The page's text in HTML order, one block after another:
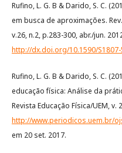
Rufino, L. G. B & Darido, S. C.
em busca de aproximações.
v.26, n.2, p.283-300, abr./jun.
http://dx.doi.org/10.1590/S1807-
Rufino, L. G. B & Darido, S. C.
educação física: Análise da
Revista Educação Física/UEM, v.
http://www.periodicos.uem.br/
em 20 set. 2017.